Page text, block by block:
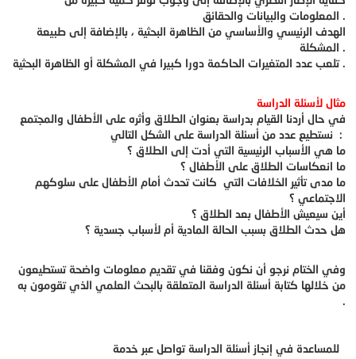
المعلومات والبيانات والحقائق .
المشكلة .
تلعب عدد المتغيرات الحاكمة دورا كبيرا في المشكلة أو الظاهرة البحثية .
مثال لأسئلة الدراسة
في حال أردنا القيام بدراسة بعنوان الطلاق وأثره على الأطفال والمجتمع
نستطيع عدد من أسئلة الدراسة على الشكل التالي :
ما هي الأسباب الرئيسية التي أدت إلى الطلاق ؟
ما انعكاسات الطلاق على الأطفال ؟
ما مدى تأثير الخلافات التي كانت تحدث أمام الأطفال على سلوكهم
الاجتماعي ؟
أين سيعيش الأطفال بعد الطلاق ؟
هل حدث الطلاق بسبب الحالة المادية أم لأسباب جسدية ؟
وفي الختام نرجو أن نكون وفقنا في تقديم معلومات واضحة تستطيعون
من خلالها كتابة أسئلة الدراسة المتعلقة بالبحث العلمي الذي تقومون به
.
للمساعدة في إنجاز أسئلة الدراسة تواصل عبر خدمة